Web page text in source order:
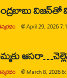
విజన్‌తో
@April 29, 2026
@March 8, 2026